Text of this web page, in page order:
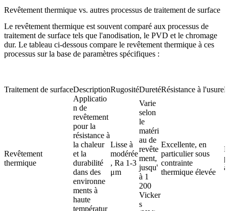
Revêtement thermique vs. autres processus de traitement de surface
Le revêtement thermique est souvent comparé aux processus de
traitement de surface tels que l'anodisation, le PVD et le chromage
dur. Le tableau ci-dessous compare le revêtement thermique à ces
processus sur la base de paramètres spécifiques :
Traitement de surfaceDescriptionRugositéDuretéRésistance à l'usure
Revêtement
thermique
Applicatio
n de
revêtement
pour la
résistance à
la chaleur
et la
durabilité
dans des
environne
ments à
haute
températur
Lisse à
modérée
, Ra 1-3
μm
Varie
selon
le
matéri
au de
revête
ment,
jusqu'
à 1
200
Vicker
s
Excellente, en
particulier sous
contrainte
thermique élevée